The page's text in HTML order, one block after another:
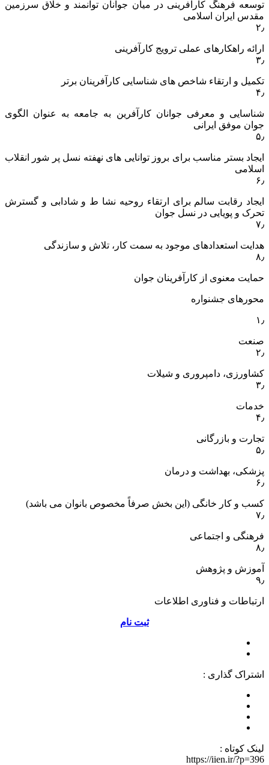
توسعه فرهنگ کارآفرینی در میان جوانان توانمند و خلاق سرزمین
مقدس ایران اسلامی
۲٫
ارائه راهکارهای عملی ترویج کارآفرینی
۳٫
تکمیل و ارتقاء شاخص های شناسایی کارآفرینان برتر
۴٫
شناسایی و معرفی جوانان کارآفرین به جامعه به عنوان الگوی
جوان موفق ایرانی
۵٫
ایجاد بستر مناسب برای بروز توانایی های نهفته نسل پر شور انقلاب
اسلامی
۶٫
ایجاد رقابت سالم برای ارتقاء روحیه نشا ط و شادابی و گسترش
تحرک و پویایی در نسل جوان
۷٫
هدایت استعدادهای موجود به سمت کار، تلاش و سازندگی
۸٫
حمایت معنوی از کارآفرینان جوان
محورهای جشنواره
۱٫
صنعت
۲٫
کشاورزی، دامپروری و شیلات
۳٫
خدمات
۴٫
تجارت و بازرگانی
۵٫
پزشکی، بهداشت و درمان
۶٫
کسب و کار خانگی (این بخش صرفاً مخصوص بانوان می باشد)
۷٫
فرهنگی و اجتماعی
۸٫
آموزش و پژوهش
۹٫
ارتباطات و فناوری اطلاعات
ثبت نام
اشتراک گذاری :
لینک کوتاه :
https://iien.ir/?p=396